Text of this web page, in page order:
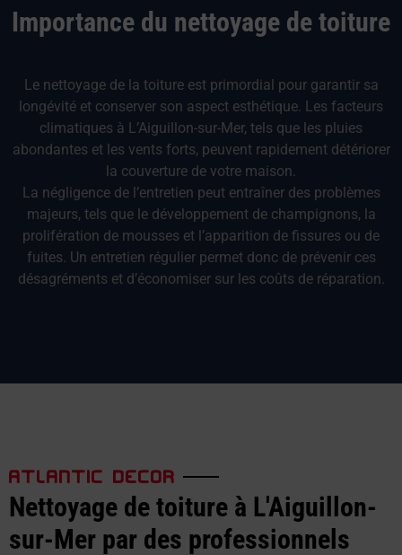
Importance du nettoyage de toiture
Le nettoyage de la toiture est primordial pour garantir sa
longévité et conserver son aspect esthétique. Les facteurs
climatiques à L’Aiguillon-sur-Mer, tels que les pluies
abondantes et les vents forts, peuvent rapidement détériorer
la couverture de votre maison.
La négligence de l’entretien peut entraîner des problèmes
majeurs, tels que le développement de champignons, la
prolifération de mousses et l’apparition de fissures ou de
fuites. Un entretien régulier permet donc de prévenir ces
désagréments et d’économiser sur les coûts de réparation.
ATLANTIC DECOR
Nettoyage de toiture à L'Aiguillon-
sur-Mer par des professionnels